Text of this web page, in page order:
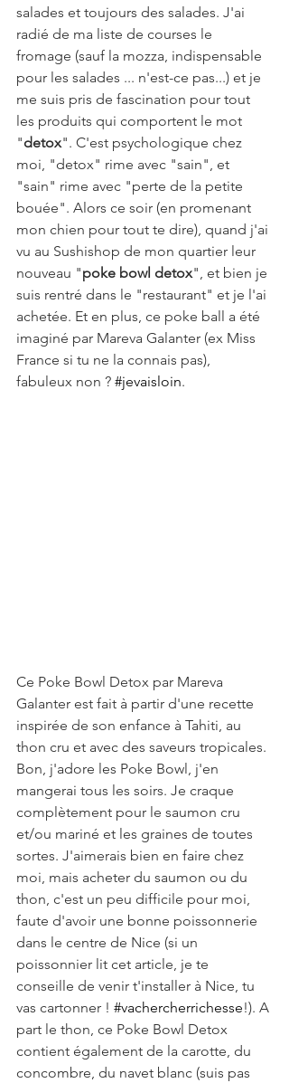
salades et toujours des salades. J'ai
radié de ma liste de courses le
fromage (sauf la mozza, indispensable
pour les salades ... n'est-ce pas...) et je
me suis pris de fascination pour tout
les produits qui comportent le mot
"detox". C'est psychologique chez
moi, "detox" rime avec "sain", et
"sain" rime avec "perte de la petite
bouée". Alors ce soir (en promenant
mon chien pour tout te dire), quand j'ai
vu au Sushishop de mon quartier leur
nouveau "poke bowl detox", et bien je
suis rentré dans le "restaurant" et je l'ai
achetée. Et en plus, ce poke ball a été
imaginé par Mareva Galanter (ex Miss
France si tu ne la connais pas),
fabuleux non ? #jevaisloin.
Ce Poke Bowl Detox par Mareva
Galanter est fait à partir d'une recette
inspirée de son enfance à Tahiti, au
thon cru et avec des saveurs tropicales.
Bon, j'adore les Poke Bowl, j'en
mangerai tous les soirs. Je craque
complètement pour le saumon cru
et/ou mariné et les graines de toutes
sortes. J'aimerais bien en faire chez
moi, mais acheter du saumon ou du
thon, c'est un peu difficile pour moi,
faute d'avoir une bonne poissonnerie
dans le centre de Nice (si un
poissonnier lit cet article, je te
conseille de venir t'installer à Nice, tu
vas cartonner ! #vachercherrichesse!). A
part le thon, ce Poke Bowl Detox
contient également de la carotte, du
concombre, du navet blanc (suis pas